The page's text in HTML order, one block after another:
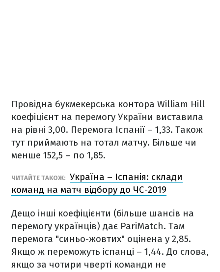
Провідна букмекерська контора William Hill
коефіцієнт на перемогу України виставила
на рівні 3,00. Перемога Іспанії – 1,33. Також
тут приймають на тотал матчу. Більше чи
менше 152,5 – по 1,85.
ЧИТАЙТЕ ТАКОЖ: Україна – Іспанія: склади
команд на матч відбору до ЧС-2019
Дещо інші коефіцієнти (більше шансів на
перемогу українців) дає PariMatch. Там
перемога "синьо-жовтих" оцінена у 2,85.
Якщо ж переможуть іспанці – 1,44. До слова,
якщо за чотири чверті команди не